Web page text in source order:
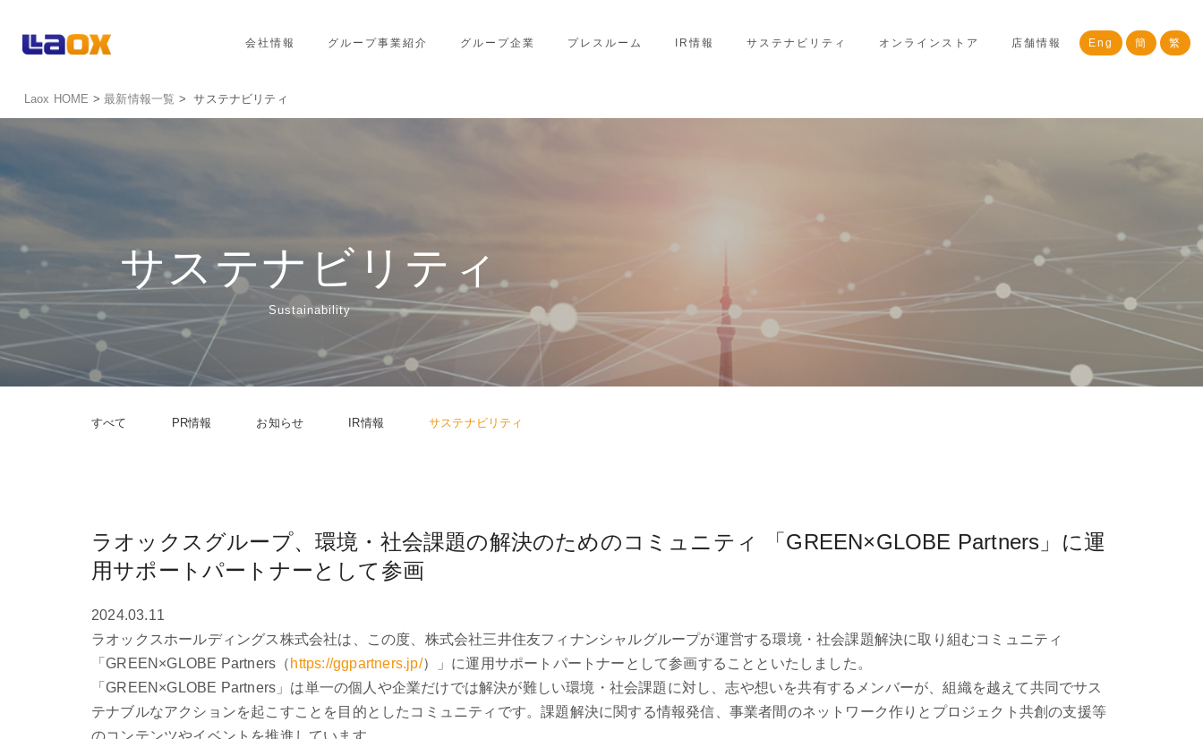
会社情報 グループ事業紹介 グループ企業 プレスルーム IR情報 サステナビリティ オンラインストア 店舗情報 Eng 簡 繁
Laox HOME >最新情報一覧 > サステナビリティ
サステナビリティ
Sustainability
すべて PR情報 お知らせ IR情報 サステナビリティ
ラオックスグループ、環境・社会課題の解決のためのコミュニティ 「GREEN×GLOBE Partners」に運
用サポートパートナーとして参画
2024.03.11
ラオックスホールディングス株式会社は、この度、株式会社三井住友フィナンシャルグループが運営する環境・社会課題解決に取り組むコミュニティ
「GREEN×GLOBE Partners（ https://ggpartners.jp/）」に運用サポートパートナーとして参画することといたしました。
「GREEN×GLOBE Partners」は単一の個人や企業だけでは解決が難しい環境・社会課題に対し、志や想いを共有するメンバーが、組織を越えて共同でサス
テナブルなアクションを起こすことを目的としたコミュニティです。課題解決に関する情報発信、事業者間のネットワーク作りとプロジェクト共創の支援等
のコンテンツやイベントを推進しています。